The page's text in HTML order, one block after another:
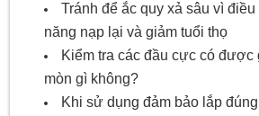
Tránh để ắc quy xả sâu vì
năng nạp lại và giảm tuổi thọ
Kiểm tra các đầu cực có được
mòn gì không?
Khi sử dụng đảm bảo lắp